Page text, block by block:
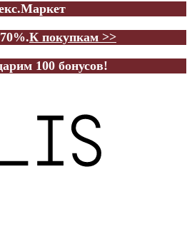
К покупкам >>
100 бонусов!